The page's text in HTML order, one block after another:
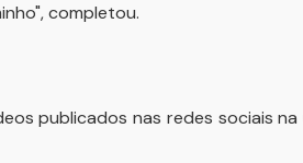
completou.
publicados nas redes sociais